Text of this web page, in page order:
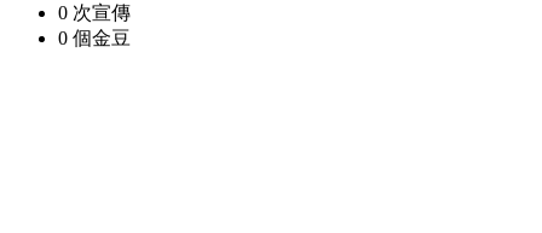
0 次宣傳
0 個金豆